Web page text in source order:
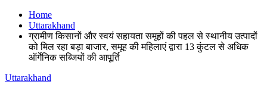
Home
Uttarakhand
ग्रामीण किसानों और स्वयं सहायता समूहों की पहल से स्थानीय उत्पादों
को मिल रहा बड़ा बाजार, समूह की महिलाएं द्वारा 13 कुंटल से अधिक
ऑर्गेनिक सब्जियों की आपूर्ति
Uttarakhand